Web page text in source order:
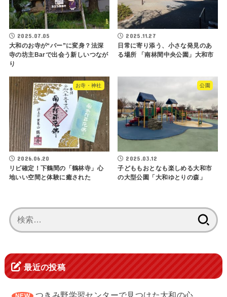
2025.07.05
大和のお寺が“バー”に変身？法深
寺の坊主Barで出会う新しいつなが
り
2025.11.27
日常に寄り添う、小さな発見のあ
る場所 「南林間中央公園」大和市
お寺・神社
2026.06.20
リピ確定！下鶴間の「鶴林寺」心
地いい空間と体験に癒された
公園
2025.03.12
子どももおとなも楽しめる大和市
の大型公園「大和ゆとりの森」
索:
最近の投稿
つきみ野学習センターで見つけた大和の心